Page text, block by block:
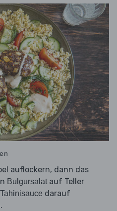
auflockern, dann das
Bulgursalatauf Teller
darauf